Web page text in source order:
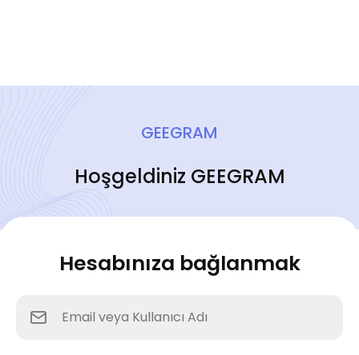
GEEGRAM
Hoşgeldiniz GEEGRAM
Hesabınıza bağlanmak